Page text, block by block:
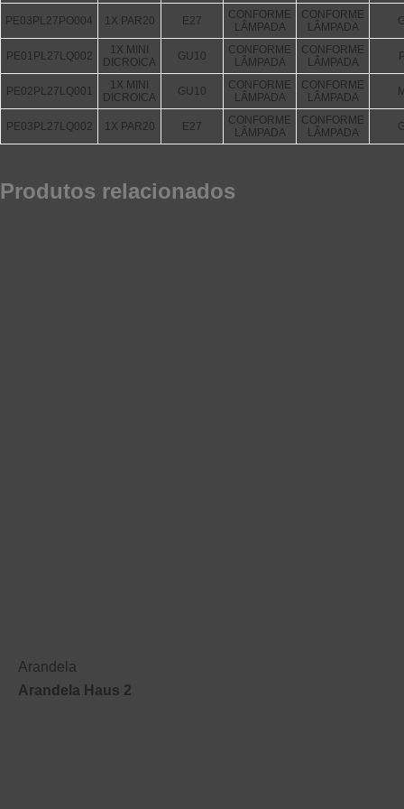
PE03PL27PO004 1X PAR20 E27
CONFORME
LÂMPADA
CONFORME
LÂMPADA
PE01PL27LQ002
1X MINI
DICROICA
GU10
CONFORME
LÂMPADA
CONFORME
LÂMPADA
PE02PL27LQ001
1X MINI
DICROICA
GU10
CONFORME
LÂMPADA
CONFORME
LÂMPADA
PE03PL27LQ002 1X PAR20 E27
CONFORME
LÂMPADA
CONFORME
LÂMPADA
Produtos relacionados
Arandela
Arandela Haus 2